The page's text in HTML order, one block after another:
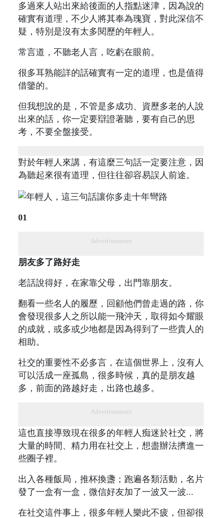
多過來人站出來給後面的人指點迷津，因為說的
確實有道理，不少人將其奉為瑰寶，對此深信不
疑，特別是沒有太多閱歷的年輕人。
常言道，不聽老人言，吃虧在眼前。
很多耳熟能詳的話確實有一定的道理，也是值得
借鑒的。
但我想說的是，不管是多成功、資歷多老的人說
出來的話，你一定要辯證著聽，要有自己的思
考，不要全盤接受。
對於年輕人來講，有這麼三句話一定要注意，因
為聽起來很有道理，但往往卻容易誤人前途。
01
Advertisements
朋友多了路好走
老話說得好，在家靠父母，出門靠朋友。
翻看一些名人的履歷，回顧他們曾走過的路，你
會發現很多人之所以能一飛沖天，取得如今耀眼
的成就，或多或少地都是因為得到了一些貴人的
相助。
社交的重要性不必多言，在這個世界上，沒有人
可以活成一座孤島，很多時候，真的是朋友越
多，前面的路越好走，出路也越多。
Advertisements
這也直接導致現在很多的年輕人痴迷於社交，將
大量的時間、精力用在社交上，想盡辦法擠進一
些圈子裡。
出入各種飯局，推杯換盞；跑遍各類活動，名片
發了一盒有一盒，微信好友加了一波又一波...
在社交這件事上，很多年輕人樂此不疲，但卻很